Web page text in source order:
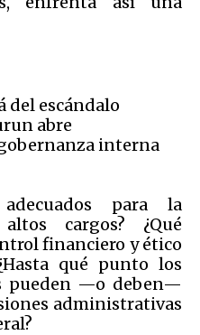
del escándalo
abre
interna
para la
cargos? ¿Qué
financiero y ético
qué punto los
pueden —o deben—
administrativas